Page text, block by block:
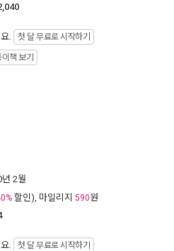
. 첫 달 무료로 시작하기
책 보기
2월
할인), 마일리지 590원
. 첫 달 무료로 시작하기